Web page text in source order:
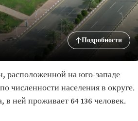
Подробности
расположенной на юго-западе
численности населения в округе.
в ней проживает 64 136 человек.